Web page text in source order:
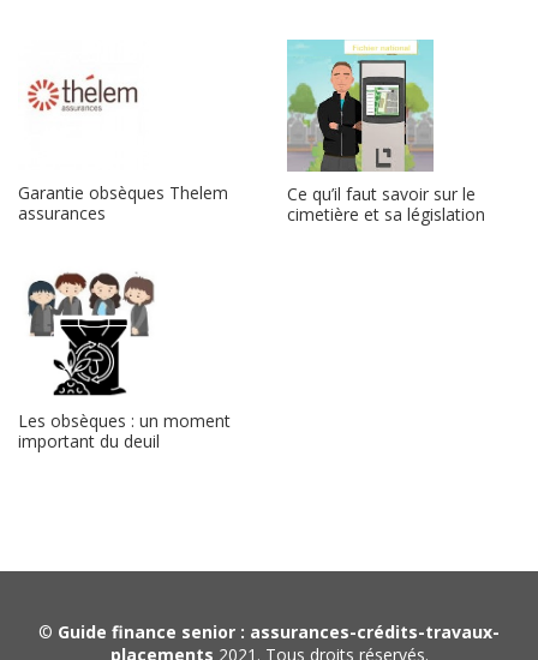
Garantie obsèques Thelem
assurances
Ce qu’il faut savoir sur le
cimetière et sa législation
Les obsèques : un moment
important du deuil
© Guide finance senior : assurances-crédits-travaux-
placements 2021. Tous droits réservés.